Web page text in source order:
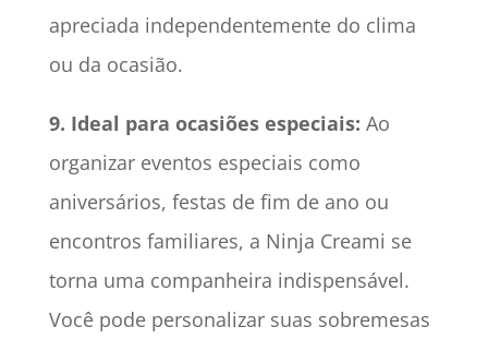
apreciada independentemente do clima
ou da ocasião.
9. Ideal para ocasiões especiais: Ao
organizar eventos especiais como
aniversários, festas de fim de ano ou
encontros familiares, a Ninja Creami se
torna uma companheira indispensável.
Você pode personalizar suas sobremesas